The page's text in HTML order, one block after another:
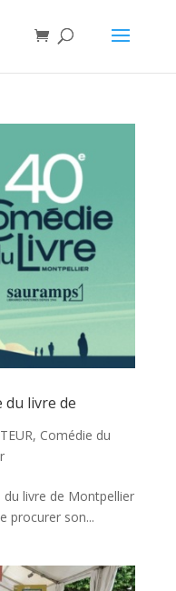
du livre de
, Comédie du
livre de Montpellier
procurer son...